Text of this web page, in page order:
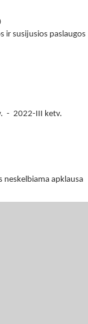
ir susijusios paslaugos
- 2022-III ketv.
neskelbiama apklausa